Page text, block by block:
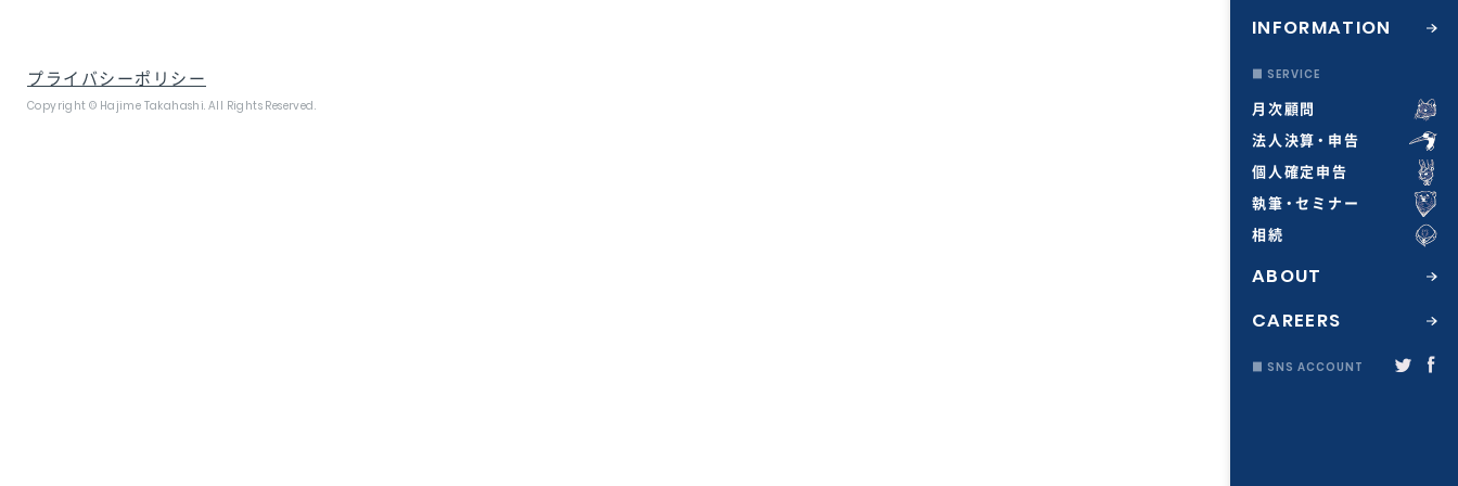
INFORMATION
■ SERVICE
月次顧問
法人決算・申告
個人確定申告
執筆・セミナー
相続
ABOUT
CAREERS
■ SNS ACCOUNT
プライバシーポリシー
Copyright © Hajime Takahashi. All Rights Reserved.